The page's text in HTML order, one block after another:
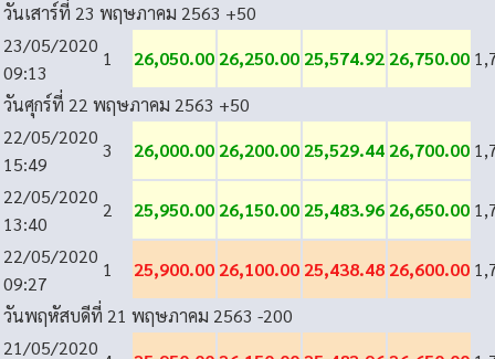
วันเสาร์ที่ 23 พฤษภาคม 2563 +50
23/05/2020
09:13
1 26,050.00 26,250.00 25,574.92 26,750.00
วันศุกร์ที่ 22 พฤษภาคม 2563 +50
22/05/2020
15:49
3 26,000.00 26,200.00 25,529.44 26,700.00
22/05/2020
13:40
2 25,950.00 26,150.00 25,483.96 26,650.00
22/05/2020
09:27
1 25,900.00 26,100.00 25,438.48 26,600.00
วันพฤหัสบดีที่ 21 พฤษภาคม 2563 -200
21/05/2020